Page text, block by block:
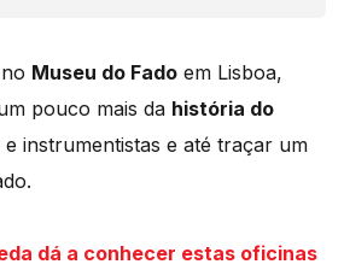
Museu do Fado em Lisboa,
pouco mais da história do
instrumentistas e até traçar um
dá a conhecer estas oficinas